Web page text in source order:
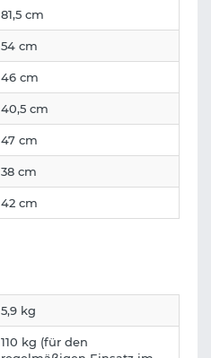
81,5 cm
54 cm
46 cm
40,5 cm
47 cm
38 cm
42 cm
5,9 kg
110 kg (für den